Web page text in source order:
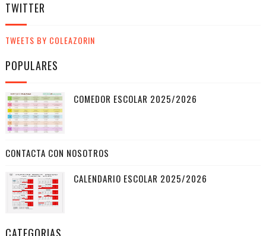
TWITTER
TWEETS BY COLEAZORIN
POPULARES
COMEDOR ESCOLAR 2025/2026
CONTACTA CON NOSOTROS
CALENDARIO ESCOLAR 2025/2026